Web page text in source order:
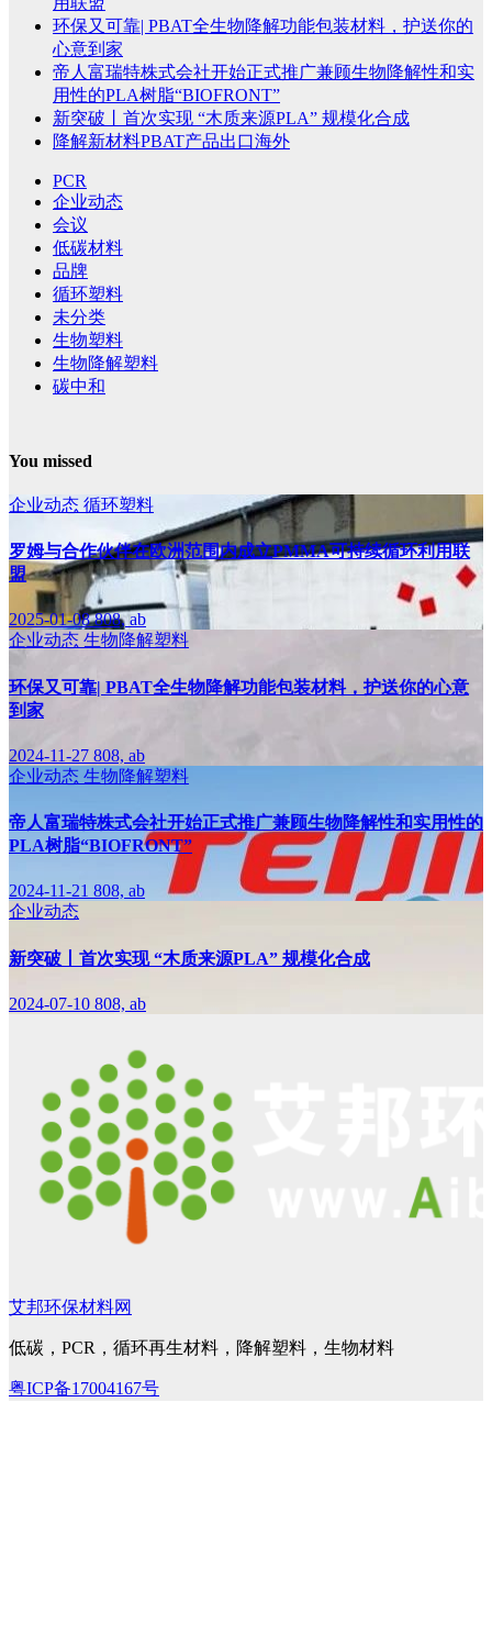
环保又可靠| PBAT全生物降解功能包装材料，护送你的
心意到家
帝人富瑞特株式会社开始正式推广兼顾生物降解性和实
用性的PLA树脂“BIOFRONT”
新突破丨首次实现 “木质来源PLA” 规模化合成
降解新材料PBAT产品出口海外
PCR
企业动态
会议
低碳材料
品牌
循环塑料
未分类
生物塑料
生物降解塑料
碳中和
You missed
企业动态 循环塑料
罗姆与合作伙伴在欧洲范围内成立PMMA可持续循环利用联
盟
2025-01-08808, ab
企业动态 生物降解塑料
环保又可靠| PBAT全生物降解功能包装材料，护送你的心意
到家
2024-11-27 808, ab
企业动态 生物降解塑料
帝人富瑞特株式会社开始正式推广兼顾生物降解性和实用性的
PLA树脂“BIOFRONT”
2024-11-21 808, ab
企业动态
新突破丨首次实现 “木质来源PLA” 规模化合成
2024-07-10 808, ab
艾邦环保材料网
低碳，PCR，循环再生材料，降解塑料，生物材料
粤ICP备17004167号